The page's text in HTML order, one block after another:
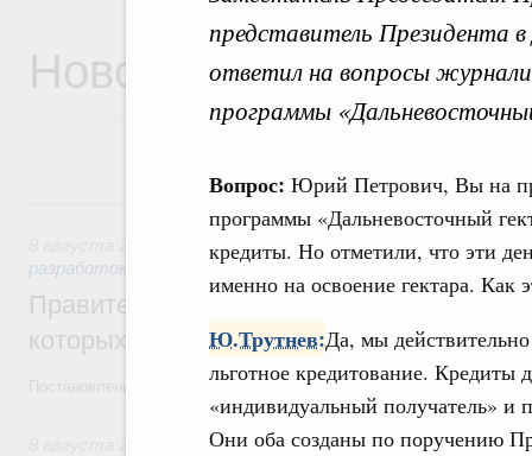
представитель Президента
ответил на вопросы
программы
Вопрос: Юрий Петрович, Вы на
программы «Дальневосточный
кредиты. Но отметили, что эти
именно на освоение гектара. Как
Ю.Трутнев:Да, мы
льготное кредитование. Кредиты
«индивидуальный получатель» и
Они оба созданы по поручению
Новости
8 августа, суббота
Государственная политика в сфере
разработок
Правительство расширило перечень
которых освобождаются от НДФЛ
Постановление от 5 августа 2026 года №978
Отрасль информационных технологий